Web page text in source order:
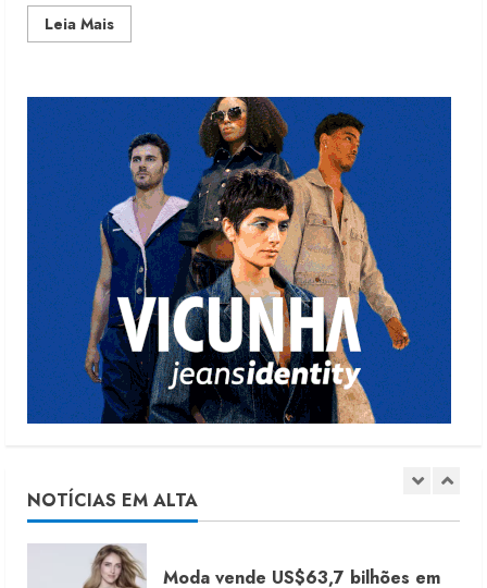
Leia MaisRead
more
oficinas
costura
clientes
NOTÍCIAS EM ALTA
4
Fakini prevê R$345 milhões de
receita em 2026
4 de agosto de 2026
5
Projeto testa passaporte digital na
moda nacional
4 de agosto de 2026
1
7 de agosto de 2026
Moda vende US$63,7 bilhões em